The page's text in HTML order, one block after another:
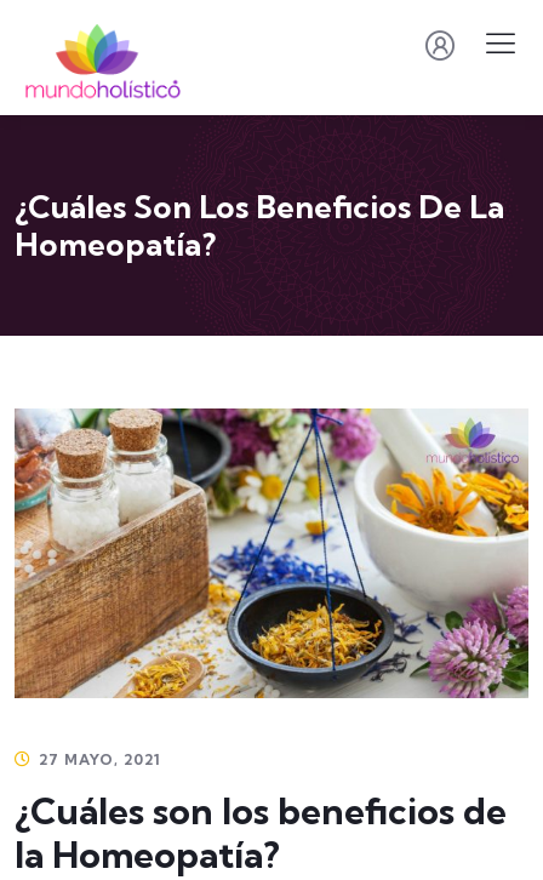
¿Cuáles Son Los Beneficios De La
Homeopatía?
27 MAYO, 2021
¿Cuáles son los beneficios de
la Homeopatía?